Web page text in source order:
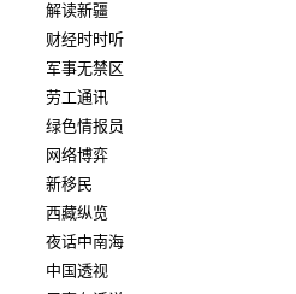
解读新疆
财经时时听
军事无禁区
劳工通讯
绿色情报员
网络博弈
新移民
西藏纵览
夜话中南海
中国透视